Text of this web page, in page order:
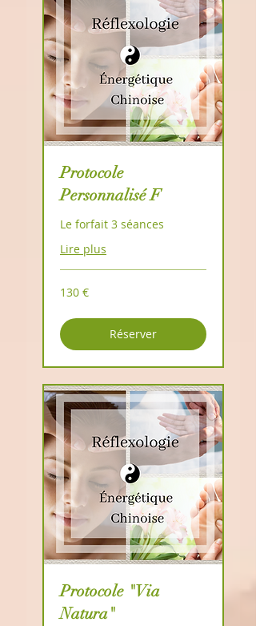
Protocole
Personnalisé F
Le forfait 3 séances
Lire plus
130
euros
130 €
Réserver
Protocole "Via
Natura"